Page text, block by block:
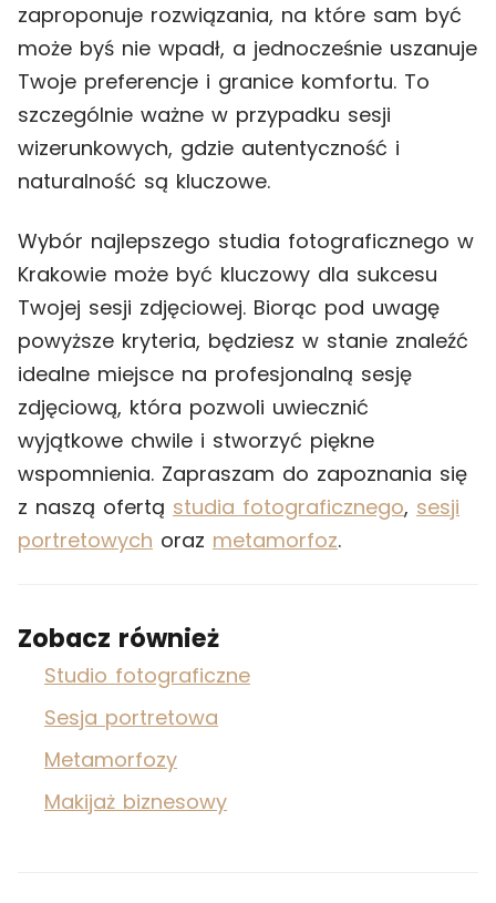
zaproponuje rozwiązania, na które sam być
może byś nie wpadł, a jednocześnie uszanuje
Twoje preferencje i granice komfortu. To
szczególnie ważne w przypadku sesji
wizerunkowych, gdzie autentyczność i
naturalność są kluczowe.
Wybór najlepszego studia fotograficznego w
Krakowie może być kluczowy dla sukcesu
Twojej sesji zdjęciowej. Biorąc pod uwagę
powyższe kryteria, będziesz w stanie znaleźć
idealne miejsce na profesjonalną sesję
zdjęciową, która pozwoli uwiecznić
wyjątkowe chwile i stworzyć piękne
wspomnienia. Zapraszam do zapoznania się
z naszą ofertą studia fotograficznego, sesji
portretowych oraz metamorfoz.
Zobacz również
Studio fotograficzne
Sesja portretowa
Metamorfozy
Makijaż biznesowy